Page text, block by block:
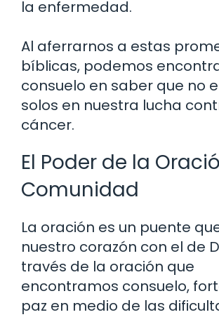
la enfermedad.
Al aferrarnos a estas
bíblicas, podemos
consuelo en saber que no
solos en nuestra lucha
cáncer.
El Poder de la
Comunidad
La oración es un puente
nuestro corazón con el de
través de la oración que
encontramos consuelo,
paz en medio de las